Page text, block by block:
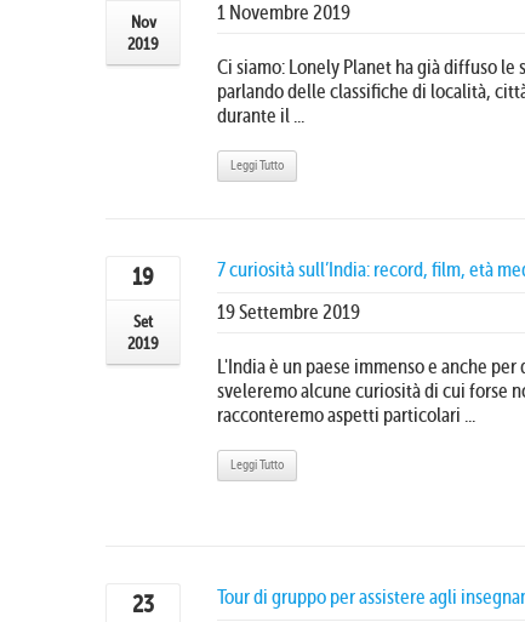
Nov
2019
1 Novembre 2019
Ci siamo: Lonely Planet ha già diffuso le
parlando delle classifiche di località,
durante il ...
Leggi Tutto
19
Set
2019
7 curiosità sull’India: record, film, età
19 Settembre 2019
L'India è un paese immenso e anche
sveleremo alcune curiosità di cui forse
racconteremo aspetti particolari ...
Leggi Tutto
23
Tour di gruppo per assistere agli